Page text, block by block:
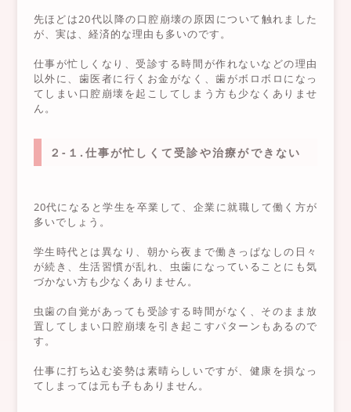
先ほどは20代以降の口腔崩壊の原因について触れました
が、実は、経済的な理由も多いのです。
仕事が忙しくなり、受診する時間が作れないなどの理由
以外に、歯医者に行くお金がなく、歯がボロボロになっ
てしまい口腔崩壊を起こしてしまう方も少なくありませ
ん。
２-１.仕事が忙しくて受診や治療ができない
20代になると学生を卒業して、企業に就職して働く方が
多いでしょう。
学生時代とは異なり、朝から夜まで働きっぱなしの日々
が続き、生活習慣が乱れ、虫歯になっていることにも気
づかない方も少なくありません。
虫歯の自覚があっても受診する時間がなく、そのまま放
置してしまい口腔崩壊を引き起こすパターンもあるので
す。
仕事に打ち込む姿勢は素晴らしいですが、健康を損なっ
てしまっては元も子もありません。